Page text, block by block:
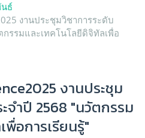
ธ์
งานประชุมวิชาการระดับ
รรมและเทคโนโลยีดิจิทัลเพื่อ
งานประชุม
จำปี 2568 "นวัตกรรม
พื่อการเรียนรู้"